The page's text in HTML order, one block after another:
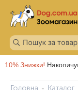
10% Знижки!
Головна Каталог